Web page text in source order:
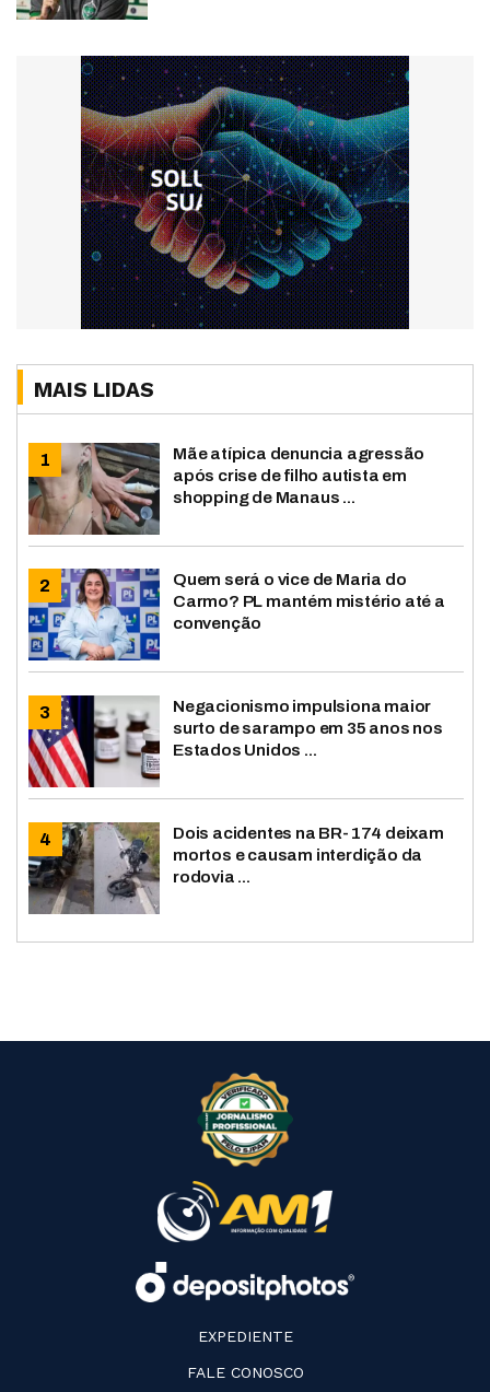
MAIS LIDAS
Mãe atípica denuncia agressão
após crise de filho autista em
shopping de Manaus ...
Quem será o vice de Maria do
Carmo? PL mantém mistério até a
convenção
Negacionismo impulsiona maior
surto de sarampo em 35 anos nos
Estados Unidos ...
Dois acidentes na BR-174 deixam
mortos e causam interdição da
rodovia ...
EXPEDIENTE
FALE CONOSCO